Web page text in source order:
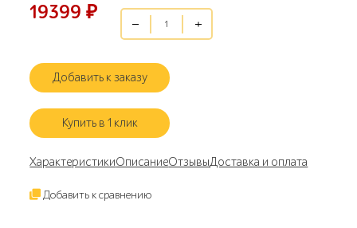
19399 ₽
Добавить к заказу
Купить в 1 клик
ХарактеристикиОписаниеОтзывыДоставка и оплата
Добавить к сравнению